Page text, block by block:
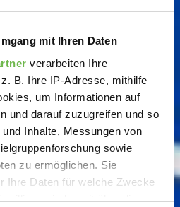
mit Ihren Daten
verarbeiten Ihre
B. Ihre IP-Adresse, mithilfe
um Informationen auf
und darauf zuzugreifen und so
Inhalte, Messungen von
sowie
zu ermöglichen. Sie
Ihre Daten für welche Zwecke
jederzeit über die